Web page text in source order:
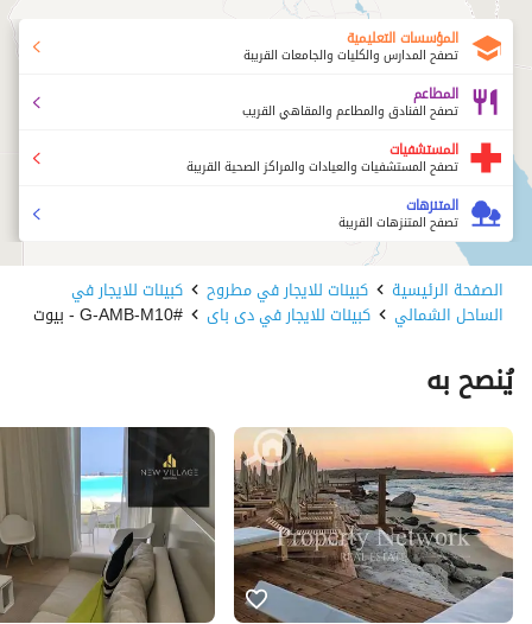
المؤسسات التعليمية
تصفح المدارس والكليات والجامعات القريبة
المطاعم
تصفح الفنادق والمطاعم والمقاهي القريب
المستشفيات
تصفح المستشفيات والعيادات والمراكز الصحية القريبة
المتنزهات
تصفح المتنزهات القريبة
الصفحة الرئيسية كبينات للايجار في مطروح كبينات للايجار في
الساحل الشمالي كبينات للايجار في دى باى #G-AMB-M10 - بيوت
يُنصح به